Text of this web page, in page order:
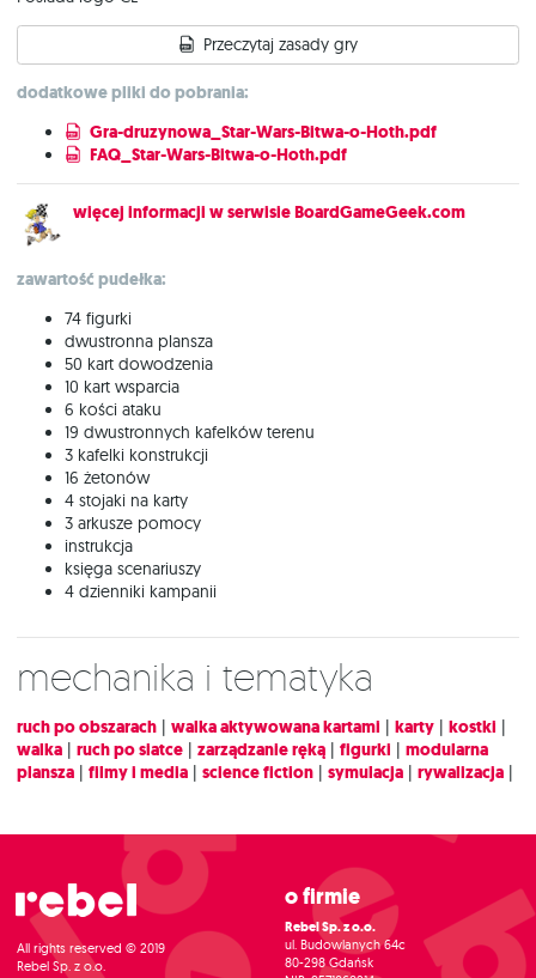
Przeczytaj zasady gry
dodatkowe pliki do pobrania:
Gra-druzynowa_Star-Wars-Bitwa-o-Hoth.pdf
FAQ_Star-Wars-Bitwa-o-Hoth.pdf
więcej informacji w serwisie BoardGameGeek.com
zawartość pudełka:
74 figurki
dwustronna plansza
50 kart dowodzenia
10 kart wsparcia
6 kości ataku
19 dwustronnych kafelków terenu
3 kafelki konstrukcji
16 żetonów
4 stojaki na karty
3 arkusze pomocy
instrukcja
księga scenariuszy
4 dzienniki kampanii
Mechanika i tematyka
ruch po obszarach | walka aktywowana kartami | karty | kostki |
walka | ruch po siatce | zarządzanie ręką | figurki | modularna
plansza | filmy i media | science fiction | symulacja | rywalizacja |
All rights reserved © 2019
Rebel Sp. z o.o.
O firmie
Rebel Sp. z o.o.
ul. Budowlanych 64c
80-298 Gdańsk